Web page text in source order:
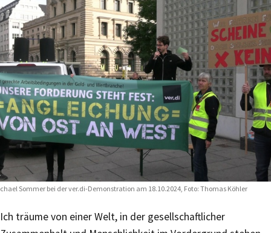
Sommer bei der ver.di-Demonstration am 18.10.2024, Foto: Thomas Köhler
Ich träume von einer Welt, in der gesellschaftlicher